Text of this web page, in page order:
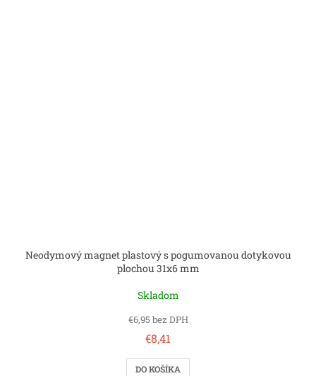
Neodymový magnet plastový s pogumovanou dotykovou
plochou 31x6 mm
Skladom
€6,95 bez DPH
€8,41
DO KOŠÍKA